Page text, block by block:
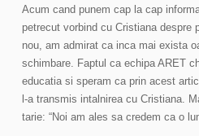
Acum cand punem cap la cap
petrecut vorbind cu Cristiana
nou, am admirat ca inca mai exista
schimbare. Faptul ca echipa ARET
educatia si speram ca prin acest
l-a transmis intalnirea cu Cristiana.
tarie: “Noi am ales sa credem ca o